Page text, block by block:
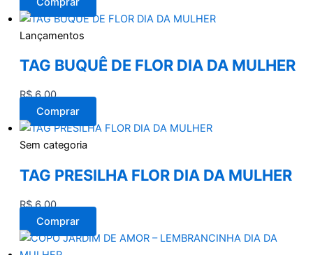
Lançamentos
TAG BUQUÊ DE FLOR DIA DA MULHER
R$6,00
Comprar
Sem categoria
TAG PRESILHA FLOR DIA DA MULHER
R$6,00
Comprar